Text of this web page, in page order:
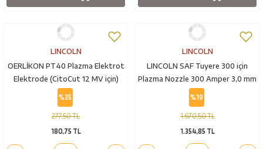
LINCOLN
OERLİKON PT40 Plazma Elektrot
Elektrode (CitoCut 12 MV için)
%35
277,50 TL
180,75 TL
LINCOLN
LINCOLN SAF Tuyere 300 için
Plazma Nozzle 300 Amper 3,0 mm
M16X1 (W000325021)
%19
1.670,50 TL
1.354,85 TL